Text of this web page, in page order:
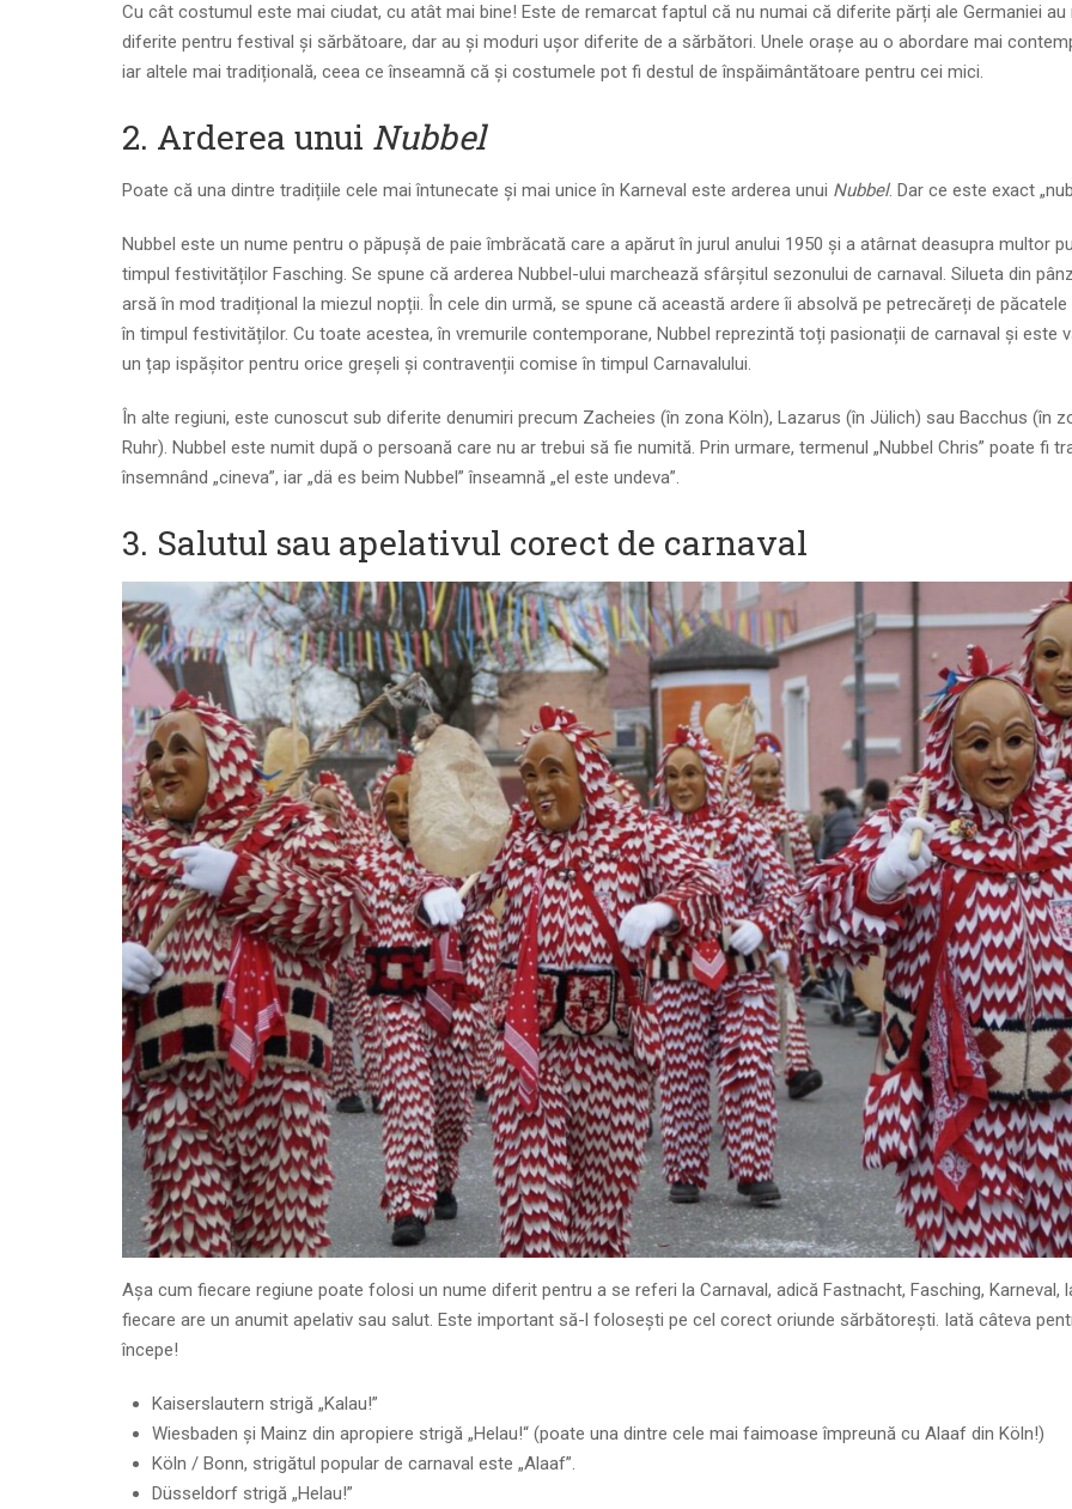
Cu cât costumul este mai ciudat, cu atât mai bine! Este de remarcat faptul că nu numai că diferite părți ale Germaniei au
diferite pentru festival și sărbătoare, dar au și moduri ușor diferite de a sărbători. Unele orașe au o abordare mai
iar altele mai tradițională, ceea ce înseamnă că și costumele pot fi destul de înspăimântătoare pentru cei mici.
2. Arderea unui Nubbel
Poate că una dintre tradițiile cele mai întunecate și mai unice în Karneval este arderea unui Nubbel. Dar ce este exact
Nubbel este un nume pentru o păpușă de paie îmbrăcată care a apărut în jurul anului 1950 și a atârnat deasupra multor
timpul festivităților Fasching. Se spune că arderea Nubbel-ului marchează sfârșitul sezonului de carnaval. Silueta din
arsă în mod tradițional la miezul nopții. În cele din urmă, se spune că această ardere îi absolvă pe petrecăreți de
în timpul festivităților. Cu toate acestea, în vremurile contemporane, Nubbel reprezintă toți pasionații de carnaval și este
un țap ispășitor pentru orice greșeli și contravenții comise în timpul Carnavalului.
În alte regiuni, este cunoscut sub diferite denumiri precum Zacheies (în zona Köln), Lazarus (în Jülich) sau Bacchus (în
Ruhr). Nubbel este numit după o persoană care nu ar trebui să fie numită. Prin urmare, termenul „Nubbel Chris” poate fi
însemnând „cineva”, iar „dä es beim Nubbel” înseamnă „el este undeva”.
3. Salutul sau apelativul corect de carnaval
Așa cum fiecare regiune poate folosi un nume diferit pentru a se referi la Carnaval, adică Fastnacht, Fasching, Karneval,
fiecare are un anumit apelativ sau salut. Este important să-l folosești pe cel corect oriunde sărbătorești. Iată câteva
începe!
Kaiserslautern strigă „Kalau!”
Wiesbaden și Mainz din apropiere strigă „Helau!“ (poate una dintre cele mai faimoase împreună cu Alaaf din Köln!)
Köln / Bonn, strigătul popular de carnaval este „Alaaf”.
Düsseldorf strigă „Helau!”